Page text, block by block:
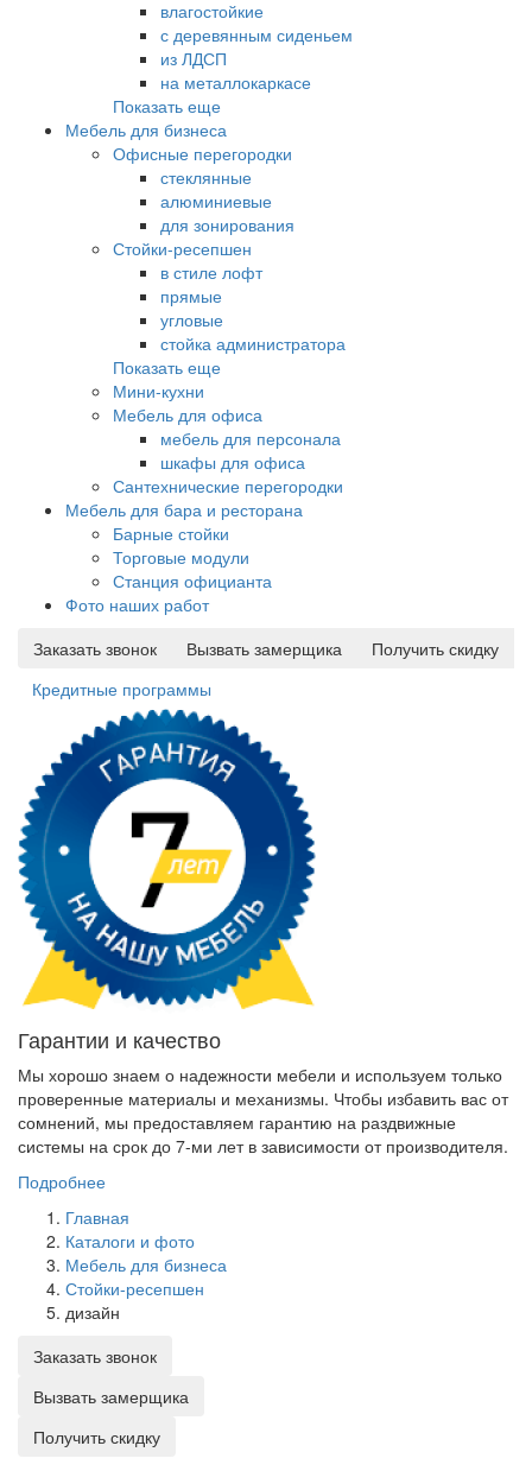
влагостойкие
с деревянным сиденьем
из ЛДСП
на металлокаркасе
Показать еще
Мебель для бизнеса
Офисные перегородки
стеклянные
алюминиевые
для зонирования
Стойки-ресепшен
в стиле лофт
прямые
угловые
стойка администратора
Показать еще
Мини-кухни
Мебель для офиса
мебель для персонала
шкафы для офиса
Сантехнические перегородки
Мебель для бара и ресторана
Барные стойки
Торговые модули
Станция официанта
Фото наших работ
Заказать звонок
Вызвать замерщика
Получить скидку
Кредитные программы
Гарантии и качество
Мы хорошо знаем о надежности мебели и используем только
проверенные материалы и механизмы. Чтобы избавить вас от
сомнений, мы предоставляем гарантию на раздвижные
системы на срок до 7-ми лет в зависимости от производителя.
Подробнее
Главная
Каталоги и фото
Мебель для бизнеса
Стойки-ресепшен
дизайн
Заказать звонок
Вызвать замерщика
Получить скидку